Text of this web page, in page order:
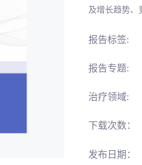
药物市场潜力分析
投资决策与交易估值
解码生物医药资本价值，赋能精准
“十五五”战略规划
及增长趋势、
报告标签:
报告专题:
治疗领域:
下载次数：
发布日期：